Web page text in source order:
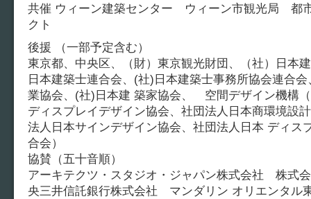
共催 ウィーン建築センター ウィーン市観光局 都
クト
後援 （一部予定含む）
東京都、中央区、（財）東京観光財団、（社）日本
日本建築士連合会、(社)日本建築士事務所協会連合
業協会、(社)日本建 築家協会、 空間デザイン機構
ディスプレイデザイン協会、社団法人日本商環境設
法人日本サインデザイン協会、社団法人日本 ディス
合会）
協賛（五十音順）
アーキテクツ・スタジオ・ジャパン株式会社 株式
央三井信託銀行株式会社 マンダリン オリエンタ